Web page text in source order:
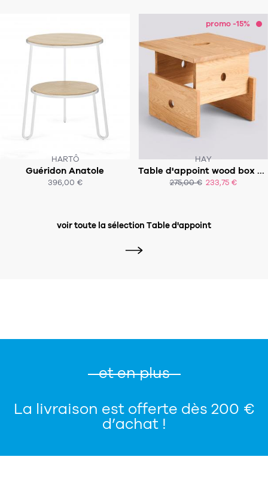
HARTÔ
Guéridon Anatole
396,00 €
SOUS 5-6 SEMAINES ENVIRON
ACHAT EXPRESS
promo -15%
HAY
Table d'appoint wood box coffee table
275,00 € 233,75 €
SOUS 2-4 SEMAINES
ACHAT EXPRESS
voir toute la sélection Table d'appoint
et en plus
La livraison est offerte dès 200 €
d’achat !